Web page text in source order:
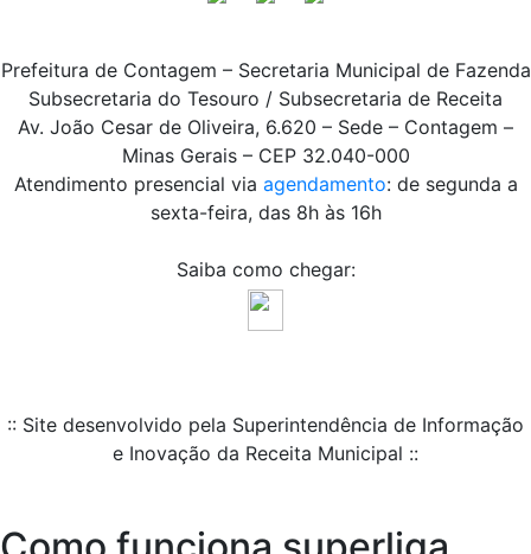
Prefeitura de Contagem – Secretaria Municipal de Fazenda
Subsecretaria do Tesouro / Subsecretaria de Receita
Av. João Cesar de Oliveira, 6.620 – Sede – Contagem –
Minas Gerais – CEP 32.040-000
Atendimento presencial via agendamento: de segunda a
sexta-feira, das 8h às 16h
Saiba como chegar:
:: Site desenvolvido pela Superintendência de Informação
e Inovação da Receita Municipal ::